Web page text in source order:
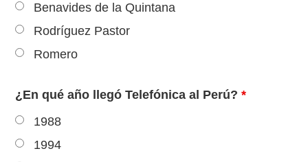
Benavides de la Quintana
Rodríguez Pastor
Romero
¿En qué año llegó Telefónica al Perú?*
1988
1994